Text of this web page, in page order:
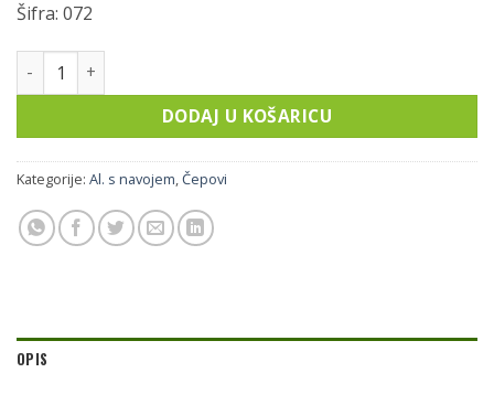
Šifra: 072
Čep TO 43 mm količina
DODAJ U KOŠARICU
Kategorije: Al. s navojem,Čepovi
OPIS